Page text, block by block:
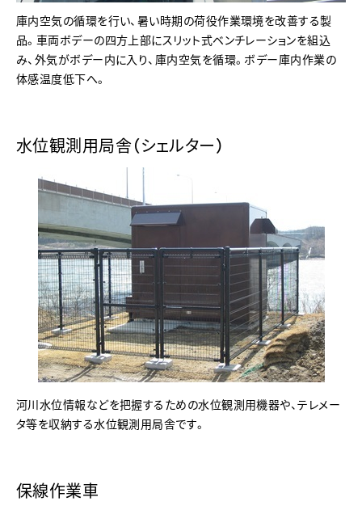
庫内空気の循環を行い、暑い時期の荷役作業環境を改善する製
品。車両ボデーの四方上部にスリット式ベンチレーションを組込
み、外気がボデー内に入り、庫内空気を循環。ボデー庫内作業の
体感温度低下へ。
水位観測用局舎（シェルター）
河川水位情報などを把握するための水位観測用機器や、テレメー
タ等を収納する水位観測用局舎です。
保線作業車